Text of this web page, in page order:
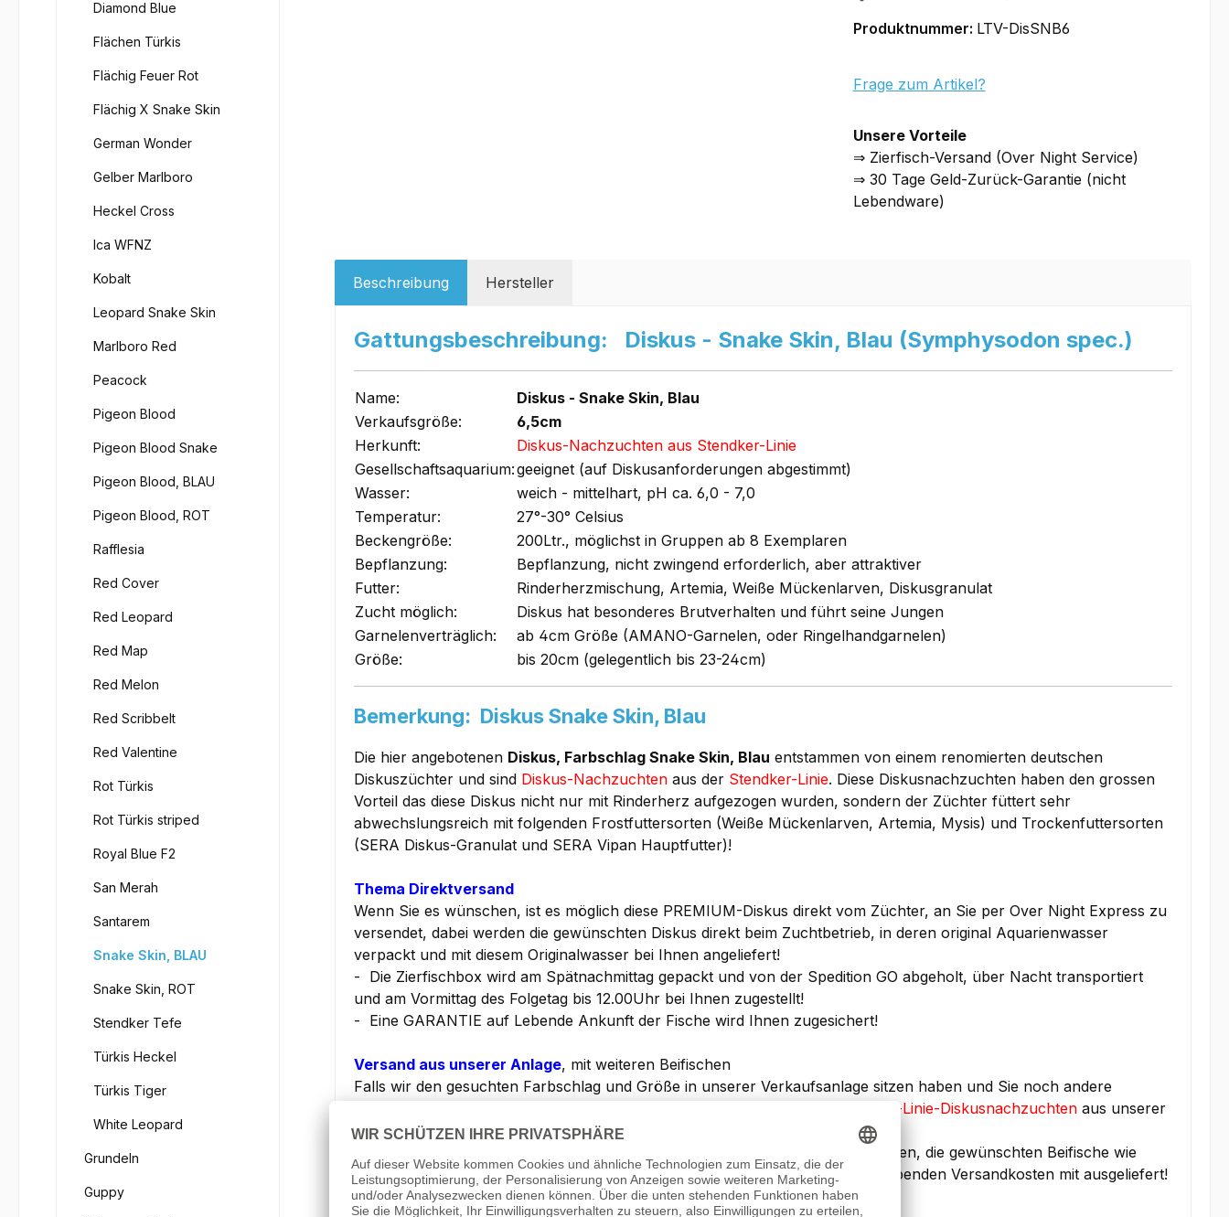
Diamond Blue
Flächen Türkis
Flächig Feuer Rot
Flächig X Snake Skin
German Wonder
Gelber Marlboro
Heckel Cross
Ica WFNZ
Kobalt
Leopard Snake Skin
Marlboro Red
Peacock
Pigeon Blood
Pigeon Blood Snake
Pigeon Blood, BLAU
Pigeon Blood, ROT
Rafflesia
Red Cover
Red Leopard
Red Map
Red Melon
Red Scribbelt
Red Valentine
Rot Türkis
Rot Türkis striped
Royal Blue F2
San Merah
Santarem
Snake Skin, BLAU
Snake Skin, ROT
Stendker Tefe
Türkis Heckel
Türkis Tiger
White Leopard
Grundeln
Guppy
Produktnummer: LTV-DisSNB6
Frage zum Artikel?
Unsere Vorteile
⇒ Zierfisch-Versand (Over Night Service)
⇒ 30 Tage Geld-Zurück-Garantie (nicht
Lebendware)
Beschreibung Hersteller
Gattungsbeschreibung: Diskus - Snake Skin, Blau (Symphysodon spec.)
Name:
Diskus - Snake Skin, Blau
Verkaufsgröße:
6,5cm
Herkunft:
Diskus-Nachzuchten aus Stendker-Linie
Gesellschaftsaquarium:geeignet (auf Diskusanforderungen abgestimmt)
Wasser:
weich - mittelhart, pH ca. 6,0 - 7,0
Temperatur:
27°-30° Celsius
Beckengröße:
200Ltr., möglichst in Gruppen ab 8 Exemplaren
Bepflanzung:
Bepflanzung, nicht zwingend erforderlich, aber attraktiver
Futter:
Rinderherzmischung, Artemia, Weiße Mückenlarven, Diskusgranulat
Zucht möglich:
Diskus hat besonderes Brutverhalten und führt seine Jungen
Garnelenverträglich:
ab 4cm Größe (AMANO-Garnelen, oder Ringelhandgarnelen)
Größe:
bis 20cm (gelegentlich bis 23-24cm)
Bemerkung: Diskus Snake Skin, Blau
Die hier angebotenen Diskus, Farbschlag Snake Skin, Blau entstammen von einem renomierten deutschen
Diskuszüchter und sind Diskus-Nachzuchten aus der Stendker-Linie. Diese Diskusnachzuchten haben den grossen
Vorteil das diese Diskus nicht nur mit Rinderherz aufgezogen wurden, sondern der Züchter füttert sehr
abwechslungsreich mit folgenden Frostfuttersorten (Weiße Mückenlarven, Artemia, Mysis) und Trockenfuttersorten
(SERA Diskus-Granulat und SERA Vipan Hauptfutter)!
Thema Direktversand
Wenn Sie es wünschen, ist es möglich diese PREMIUM-Diskus direkt vom Züchter, an Sie per Over Night Express zu
versendet, dabei werden die gewünschten Diskus direkt beim Zuchtbetrieb, in deren original Aquarienwasser
verpackt und mit diesem Originalwasser bei Ihnen angeliefert!
- Die Zierfischbox wird am Spätnachmittag gepackt und von der Spedition GO abgeholt, über Nacht transportiert
und am Vormittag des Folgetag bis 12.00Uhr bei Ihnen zugestellt!
- Eine GARANTIE auf Lebende Ankunft der Fische wird Ihnen zugesichert!
Versand aus unserer Anlage, mit weiteren Beifischen
Falls wir den gesuchten Farbschlag und Größe in unserer Verkaufsanlage sitzen haben und Sie noch andere
Stendker-Linie-Diskusnachzuchten aus unserer
Anlage versendet!
- Bei einem Versand aus unserer Anlage, werden bei vielen Kundenbestellungen, die gewünschten Beifische wie
NEON's, versch. Salmler, Panzerwelse, Zwergbuntbarsche etc., bei gleichbleibenden Versandkosten mit ausgeliefert!
>> Sie haben keine doppelten Versandkosten! <<